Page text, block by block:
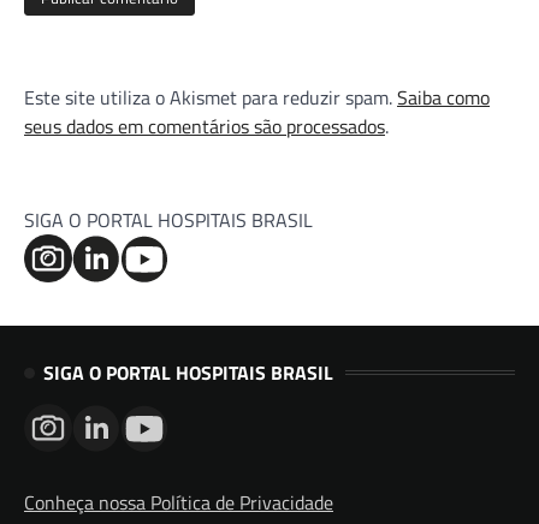
Este site utiliza o Akismet para reduzir spam.Saiba como
seus dados em comentários são processados.
SIGA O PORTAL HOSPITAIS BRASIL
SIGA O PORTAL HOSPITAIS BRASIL
Conheça nossa Política de Privacidade